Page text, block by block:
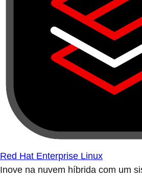
Red Hat Enterprise Linux
Inove na nuvem híbrida com um